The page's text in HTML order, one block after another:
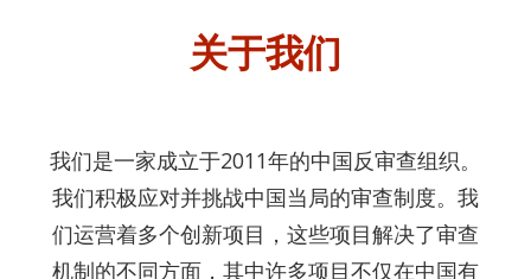
关于我们
我们是一家成立于2011年的中国反审查组织。
我们积极应对并挑战中国当局的审查制度。我
们运营着多个创新项目，这些项目解决了审查
机制的不同方面，其中许多项目不仅在中国有